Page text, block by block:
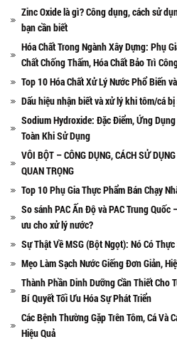
Zinc Oxide là gì? Công dụng, cách sử
bạn cần biết
Hóa Chất Trong Ngành Xây Dựng: Phụ
Chất Chống Thấm, Hóa Chất Bảo Trì
Top 10 Hóa Chất Xử Lý Nước Phổ Biến
Dấu hiệu nhận biết và xử lý khi tôm/cá
Sodium Hydroxide: Đặc Điểm, Ứng
Toàn Khi Sử Dụng
VÔI BỘT – CÔNG DỤNG, CÁCH SỬ
QUAN TRỌNG
Top 10 Phụ Gia Thực Phẩm Bán Chạy
So sánh PAC Ấn Độ và PAC Trung Quốc
ưu cho xử lý nước?
Sự Thật Về MSG (Bột Ngọt): Nó Có
Mẹo Làm Sạch Nước Giếng Đơn Giản,
Thành Phần Dinh Dưỡng Cần Thiết Cho
Bí Quyết Tối Ưu Hóa Sự Phát Triển
Các Bệnh Thường Gặp Trên Tôm, Cá Và
Hiệu Quả